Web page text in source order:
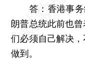
答： 香港事
朗普总统此前也
们必须自己解决，
做到。